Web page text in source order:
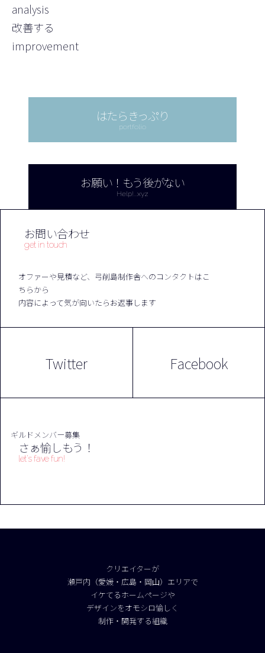
analysis
改善する
improvement
はたらきっぷり
portfolio
お願い！もう後がない
Help!...xyz
お問い合わせ
get in touch
オファーや見積など、弓削島制作舎へのコンタクトはこ
ちらから
内容によって気が向いたらお返事します
Twitter Facebook
ギルドメンバー募集
さぁ愉しもう！
let's fave fun!
クリエイターが
瀬戸内（愛媛・広島・岡山）エリアで
イケてるホームページや
デザインをオモシロ愉しく
制作・開発する組織